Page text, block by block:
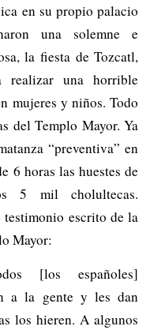
en su propio palacio
una solemne e
la fiesta de Tozcatl,
realizar una horrible
mujeres y niños. Todo
del Templo Mayor. Ya
“preventiva” en
6 horas las huestes de
5 mil cholultecas.
testimonio escrito de la
Mayor:
[los españoles]
a la gente y les dan
los hieren. A algunos